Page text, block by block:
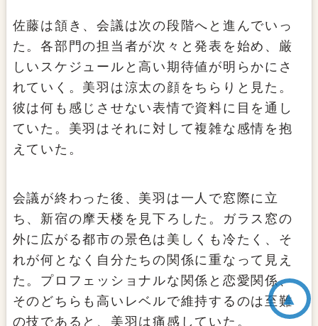
佐藤は頷き、会議は次の段階へと進んでいっ
た。各部門の担当者が次々と発表を始め、厳
しいスケジュールと高い期待値が明らかにさ
れていく。美羽は涼太の顔をちらりと見た。
彼は何も感じさせない表情で資料に目を通し
ていた。美羽はそれに対して複雑な感情を抱
えていた。
会議が終わった後、美羽は一人で窓際に立
ち、新宿の摩天楼を見下ろした。ガラス窓の
外に広がる都市の景色は美しくも冷たく、そ
れが何となく自分たちの関係に重なって見え
た。プロフェッショナルな関係と恋愛関係、
そのどちらも高いレベルで維持するのは至難
の技であると、美羽は痛感していた。
▲